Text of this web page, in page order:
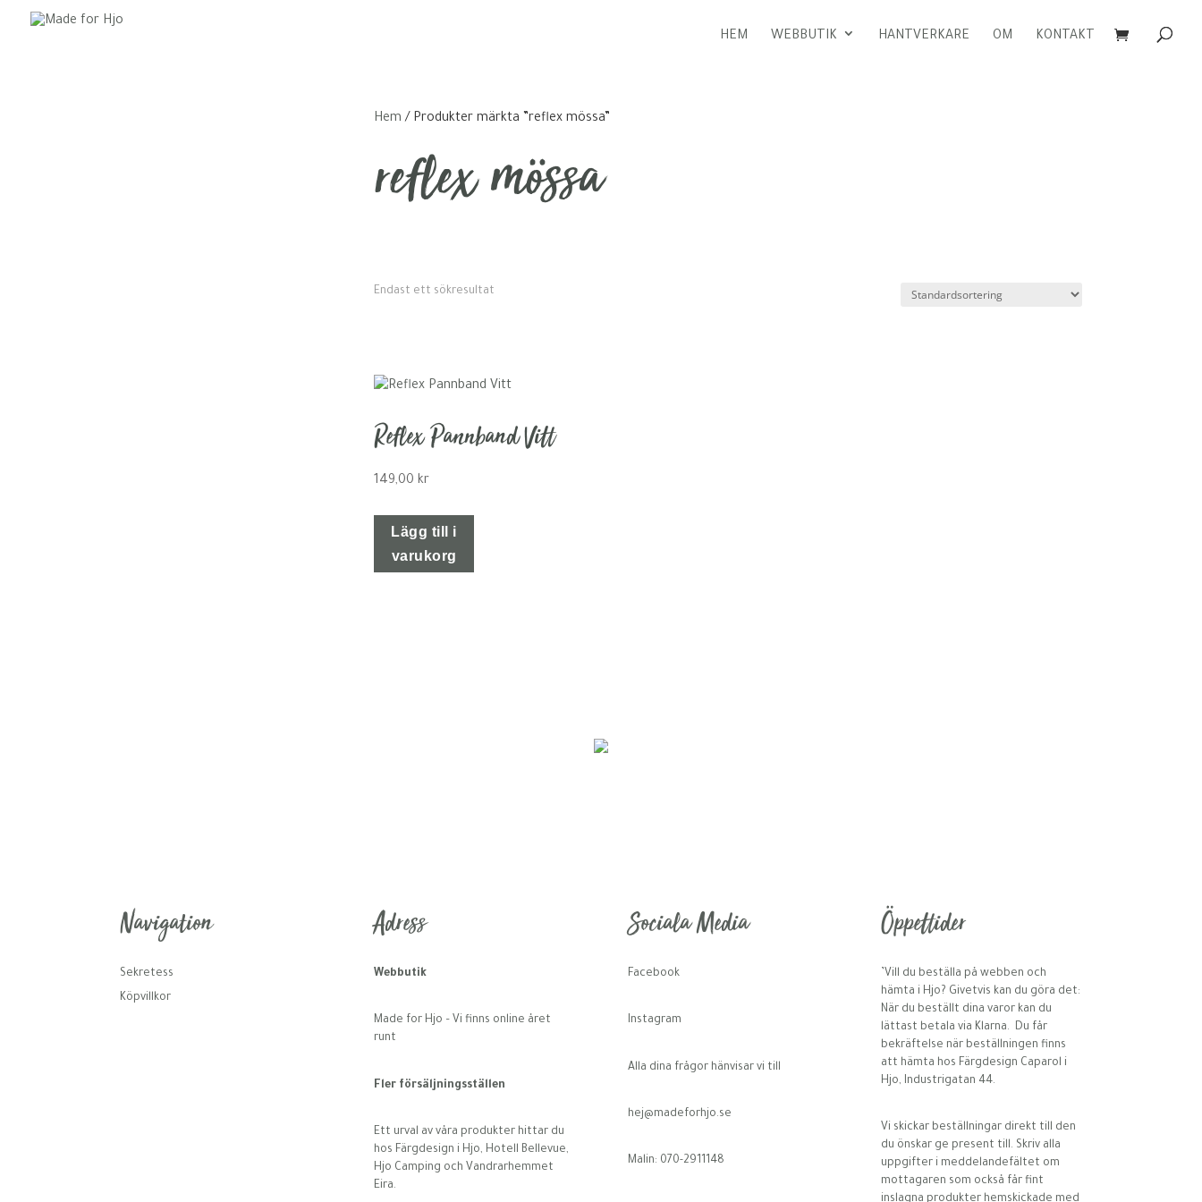
HEM WEBBUTIK HANTVERKARE OM KONTAKT
Hem / Produkter märkta ”reflex mössa”
reflex mössa
Endast ett sökresultat
Reflex Pannband Vitt
149,00 kr
Lägg till i
varukorg
Navigation
Sekretess
Köpvillkor
Adress
Webbutik
Made for Hjo – Vi finns online året
runt
Fler försäljningsställen
Ett urval av våra produkter hittar du
hos Färgdesign i Hjo, Hotell Bellevue,
Hjo Camping och Vandrarhemmet
Eira.
Sociala Media
Facebook
Instagram
Alla dina frågor hänvisar vi till
hej@madeforhjo.se
Malin: 070-2911148
Öppettider
’Vill du beställa på webben och
hämta i Hjo? Givetvis kan du göra det:
När du beställt dina varor kan du
lättast betala via Klarna. Du får
bekräftelse när beställningen finns
att hämta hos Färgdesign Caparol i
Hjo, Industrigatan 44.
Vi skickar beställningar direkt till den
du önskar ge present till. Skriv alla
uppgifter i meddelandefältet om
mottagaren som också får fint